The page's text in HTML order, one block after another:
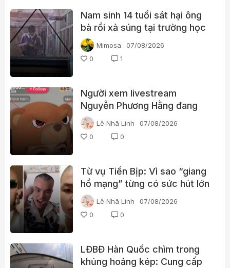
Nam sinh 14 tuổi sát hại ông
bà rồi xả súng tại trường học
Thái Lan
Mimosa
07/08/2026
0
1
Người xem livestream
Nguyễn Phương Hằng đang
tìm kiếm điều gì?
Lê Nhã Linh
07/08/2026
0
0
Từ vụ Tiến Bịp: Vì sao “giang
hồ mạng” từng có sức hút lớn
với người xem?
Lê Nhã Linh
07/08/2026
0
0
LĐBĐ Hàn Quốc chìm trong
khủng hoảng kép: Cung cấp